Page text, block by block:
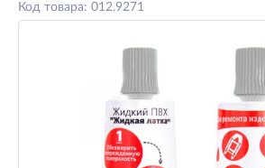
Код товара: 012.9271